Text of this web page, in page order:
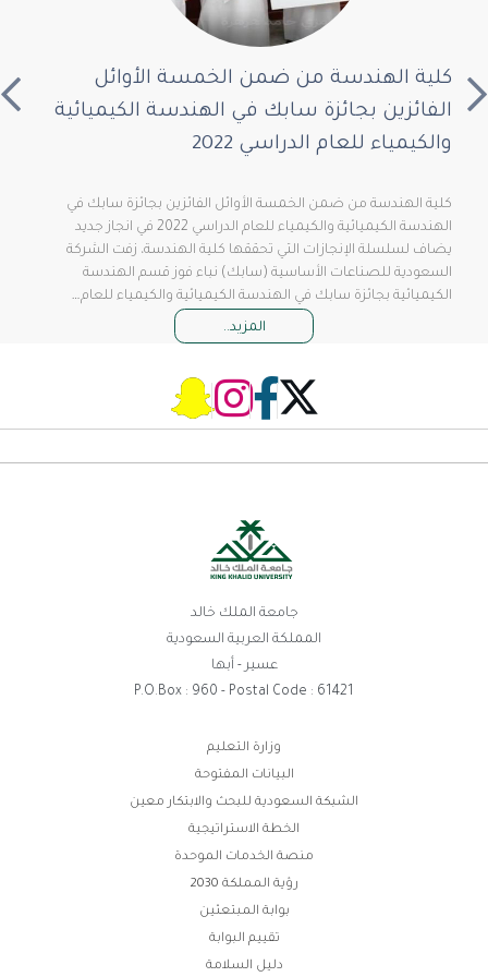
كلية الهندسة من ضمن الخمسة الأوائل
الفائزين بجائزة سابك في الهندسة الكيميائية
والكيمياء للعام الدراسي 2022
كلية الهندسة من ضمن الخمسة الأوائل الفائزين بجائزة سابك في
الهندسة الكيميائية والكيمياء للعام الدراسي 2022 في انجاز جديد
يضاف لسلسلة الإنجازات التي تحققها كلية الهندسة، زفت الشركة
السعودية للصناعات الأساسية (سابك) نباء فوز قسم الهندسة
الكيميائية بجائزة سابك في الهندسة الكيميائية والكيمياء للعام…
المزيد..
جامعة الملك خالد
المملكة العربية السعودية
عسير - أبها
P.O.Box : 960 - Postal Code : 61421
وزارة التعليم
البيانات المفتوحة
الشبكة السعودية للبحث والابتكار معين
الخطة الاستراتيجية
منصة الخدمات الموحدة
رؤية المملكة 2030
بوابة المبتعثين
تقييم البوابة
دليل السلامة